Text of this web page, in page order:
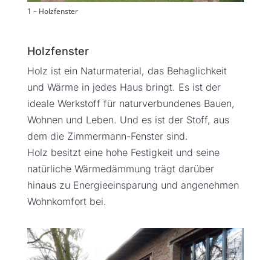
1 – Holzfenster
Holzfenster
Holz ist ein Naturmaterial, das Behaglichkeit
und Wärme in jedes Haus bringt. Es ist der
ideale Werkstoff für naturverbundenes Bauen,
Wohnen und Leben. Und es ist der Stoff, aus
dem die Zimmermann-Fenster sind.
Holz besitzt eine hohe Festigkeit und seine
natürliche Wärmedämmung trägt darüber
hinaus zu Energieeinsparung und angenehmen
Wohnkomfort bei.